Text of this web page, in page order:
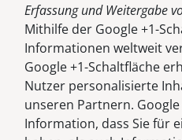
Erfassung und Weitergabe
Mithilfe der Google +1-
Informationen weltweit
Google +1-Schaltfläche
Nutzer personalisierte
unseren Partnern.
Information, dass Sie für